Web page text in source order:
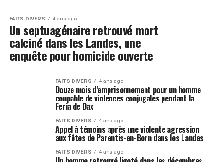
FAITS DIVERS 4 ans ago
Un septuagénaire retrouvé mort
calciné dans les Landes, une
enquête pour homicide ouverte
FAITS DIVERS 4 ans ago
Douze mois d’emprisonnement pour un homme
coupable de violences conjugales pendant la
Feria de Dax
FAITS DIVERS 4 ans ago
Appel à témoins après une violente agression
aux fêtes de Parentis-en-Born dans les Landes
FAITS DIVERS 4 ans ago